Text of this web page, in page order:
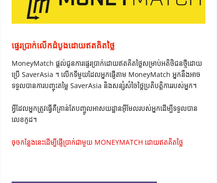
ផ្ទេរប្រាក់លើកដំបូងដោយឥតគិតថ្លៃ
MoneyMatch ផ្តល់ជូនការផ្ទេរប្រាក់ដោយឥតគិតថ្លៃសម្រាប់អតិថិជនថ្មីដោយ
ប្រើ SaverAsia ។ លើកទីមួយដែលអ្នកផ្ញើតាម MoneyMatch អ្នកនឹងអាច
ទទួលបានការបញ្ចុះតម្លៃ SaverAsia និងសន្សំសំចៃថ្លៃប្រតិបត្តិការរបស់អ្នក។
អ្វីដែលអ្នកត្រូវធ្វើគឺគ្រាន់តែបញ្ចូលអាសយដ្ឋានអ៊ីមែលរបស់អ្នកដើម្បីទទួលបាន
លេខកូដ។
ចុចកន្លែងនេះដើម្បីផ្ញើប្រាក់ជាមួយ MONEYMATCH ដោយឥតគិតថ្លៃ